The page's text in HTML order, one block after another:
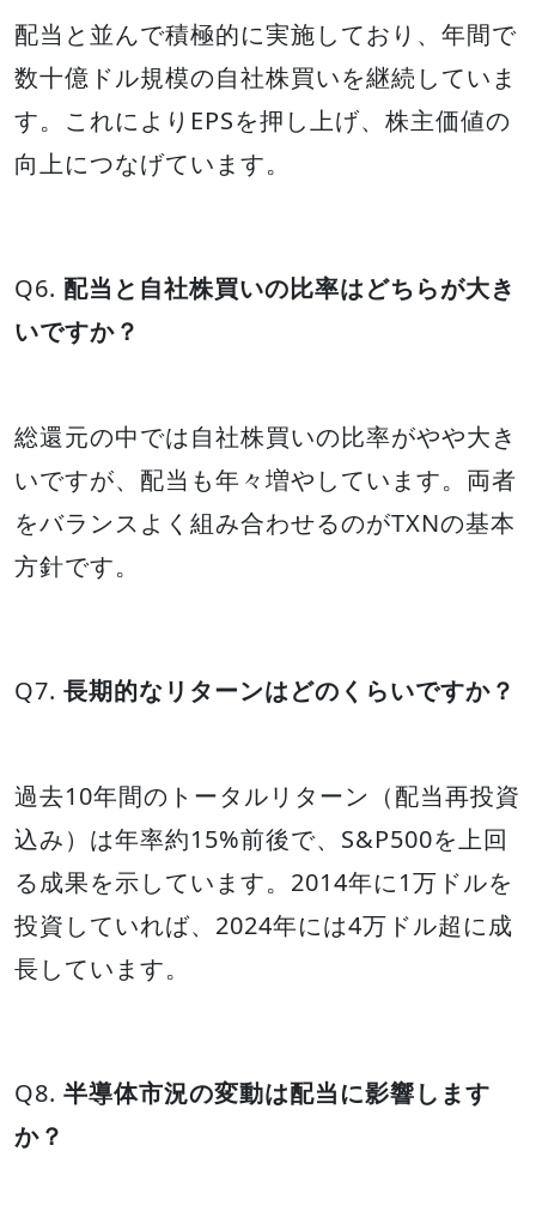
配当と並んで積極的に実施しており、年間で
数十億ドル規模の自社株買いを継続していま
す。これによりEPSを押し上げ、株主価値の
向上につなげています。
Q6. 配当と自社株買いの比率はどちらが大き
いですか？
総還元の中では自社株買いの比率がやや大き
いですが、配当も年々増やしています。両者
をバランスよく組み合わせるのがTXNの基本
方針です。
Q7. 長期的なリターンはどのくらいですか？
過去10年間のトータルリターン（配当再投資
込み）は年率約15%前後で、S&P500を上回
る成果を示しています。2014年に1万ドルを
投資していれば、2024年には4万ドル超に成
長しています。
Q8. 半導体市況の変動は配当に影響します
か？